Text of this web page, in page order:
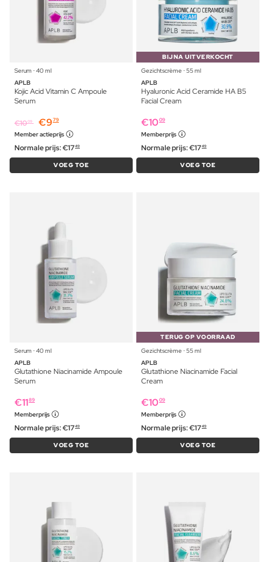
Serum ⋅ 40 ml
APLB
Kojic Acid Vitamin C Ampoule
Serum
€1009 €979
Member actieprijs
Normale prijs:€1749
VOEG TOE
BIJNA UITVERKOCHT
Gezichtscrème ⋅ 55 ml
APLB
Hyaluronic Acid Ceramide HA B5
Facial Cream
€1009
Memberprijs
Normale prijs:€1749
VOEG TOE
Serum ⋅ 40 ml
APLB
Glutathione Niacinamide Ampoule
Serum
€1189
Memberprijs
Normale prijs:€1749
VOEG TOE
TERUG OP VOORRAAD
Gezichtscrème ⋅ 55 ml
APLB
Glutathione Niacinamide Facial
Cream
€1009
Memberprijs
Normale prijs:€1749
VOEG TOE